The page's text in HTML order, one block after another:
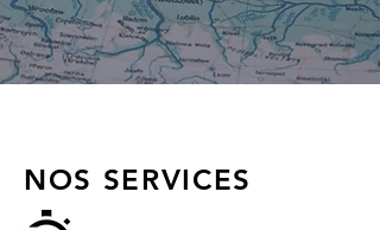
NOS SERVICES